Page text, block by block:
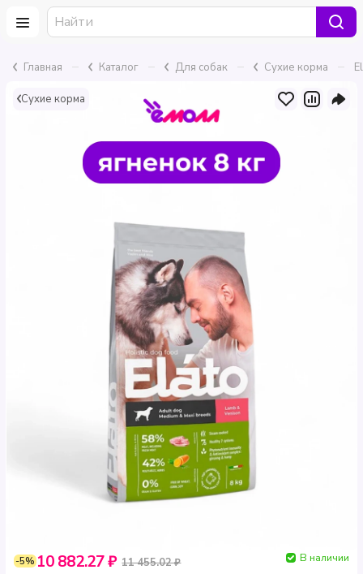
Главная – Каталог – Для собак – Сухие корма –
Сухие корма
-5% 10 882.27 ₽ 11 455.02 ₽
В наличии